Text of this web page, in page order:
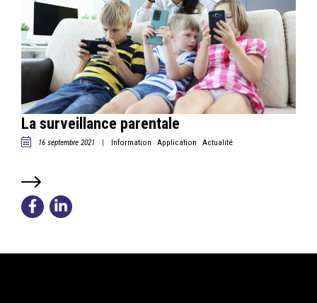
La surveillance parentale
16 septembre 2021 | Information Application Actualité